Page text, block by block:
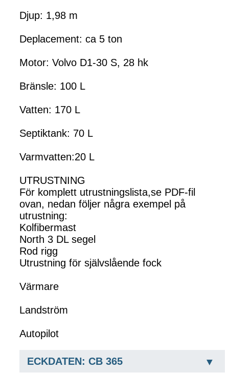
Djup: 1,98 m
Deplacement: ca 5 ton
Motor: Volvo D1-30 S, 28 hk
Bränsle: 100 L
Vatten: 170 L
Septiktank: 70 L
Varmvatten:20 L
UTRUSTNING
För komplett utrustningslista,se PDF-fil
ovan, nedan följer några exempel på
utrustning:
Kolfibermast
North 3 DL segel
Rod rigg
Utrustning för självslående fock
Värmare
Landström
Autopilot
ECKDATEN: CB 365